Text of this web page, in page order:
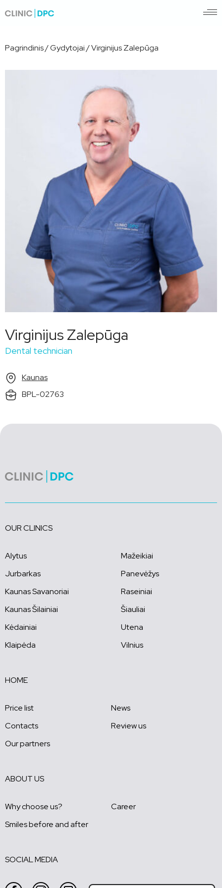
Pagrindinis/Gydytojai/Virginijus Zalepūga
Virginijus Zalepūga
Dental technician
Kaunas
BPL-02763
OUR CLINICS
Alytus
Jurbarkas
Kaunas Savanoriai
Kaunas Šilainiai
Kėdainiai
Klaipėda
Mažeikiai
Panevėžys
Raseiniai
Šiauliai
Utena
Vilnius
HOME
Price list
News
Contacts
Review us
Our partners
ABOUT US
Why choose us?
Career
Smiles before and after
SOCIAL MEDIA